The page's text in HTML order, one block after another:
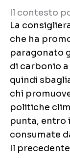
Il contesto
La
che ha
paragonato
di carbonio
quindi
chi
politiche
punta, entro
consumate
Il